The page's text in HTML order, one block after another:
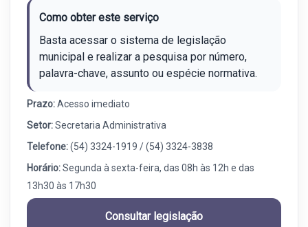
Como obter este serviço
Basta acessar o sistema de legislação
municipal e realizar a pesquisa por número,
palavra-chave, assunto ou espécie normativa.
Prazo:Acesso imediato
Setor:Secretaria Administrativa
Telefone:(54) 3324-1919 / (54) 3324-3838
Horário:Segunda à sexta-feira, das 08h às 12h e das
13h30 às 17h30
Consultar legislação